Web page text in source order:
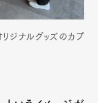
リジナルグッズのカプ